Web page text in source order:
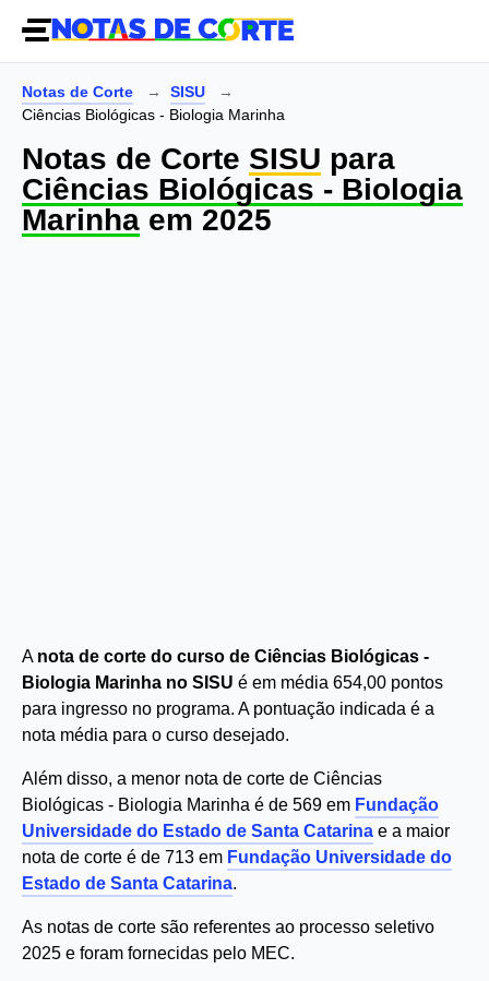
Notas de Corte
SISU
Ciências Biológicas - Biologia Marinha
Notas de Corte SISU para
Ciências Biológicas - Biologia
Marinha em 2025
A nota de corte do curso de Ciências Biológicas -
Biologia Marinha no SISU é em média 654,00 pontos
para ingresso no programa. A pontuação indicada é a
nota média para o curso desejado.
Além disso, a menor nota de corte de Ciências
Biológicas - Biologia Marinha é de 569 em Fundação
Universidade do Estado de Santa Catarina e a maior
nota de corte é de 713 em Fundação Universidade do
Estado de Santa Catarina.
As notas de corte são referentes ao processo seletivo
2025 e foram fornecidas pelo MEC.